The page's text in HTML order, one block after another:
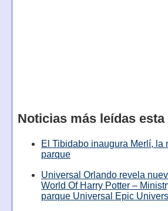
Noticias más leídas esta
El Tibidabo inaugura Merlí,
parque
Universal Orlando revela
World Of Harry Potter –
parque Universal Epic